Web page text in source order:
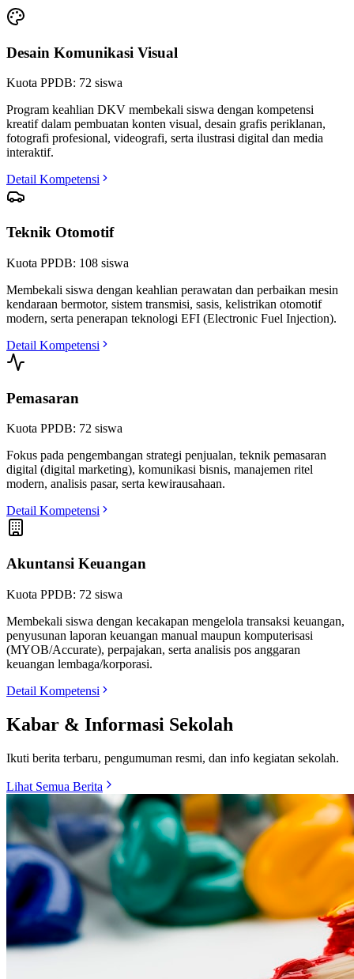
Desain Komunikasi Visual
Kuota PPDB: 72 siswa
Program keahlian DKV membekali siswa dengan kompetensi
kreatif dalam pembuatan konten visual, desain grafis periklanan,
fotografi profesional, videografi, serta ilustrasi digital dan media
interaktif.
Detail Kompetensi
Teknik Otomotif
Kuota PPDB: 108 siswa
Membekali siswa dengan keahlian perawatan dan perbaikan mesin
kendaraan bermotor, sistem transmisi, sasis, kelistrikan otomotif
modern, serta penerapan teknologi EFI (Electronic Fuel Injection).
Detail Kompetensi
Pemasaran
Kuota PPDB: 72 siswa
Fokus pada pengembangan strategi penjualan, teknik pemasaran
digital (digital marketing), komunikasi bisnis, manajemen ritel
modern, analisis pasar, serta kewirausahaan.
Detail Kompetensi
Akuntansi Keuangan
Kuota PPDB: 72 siswa
Membekali siswa dengan kecakapan mengelola transaksi keuangan,
penyusunan laporan keuangan manual maupun komputerisasi
(MYOB/Accurate), perpajakan, serta analisis pos anggaran
keuangan lembaga/korporasi.
Detail Kompetensi
Kabar & Informasi Sekolah
Ikuti berita terbaru, pengumuman resmi, dan info kegiatan sekolah.
Lihat Semua Berita